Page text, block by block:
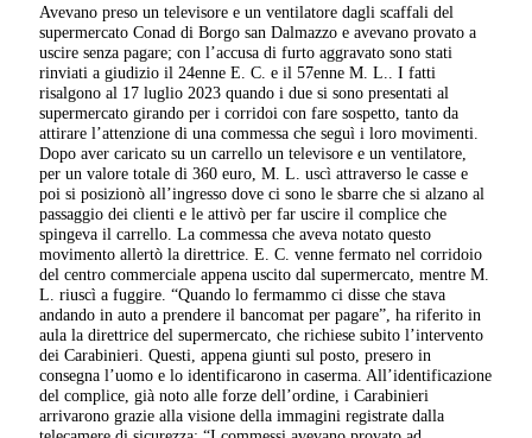
Avevano preso un televisore e un ventilatore dagli scaffali del
supermercato Conad di Borgo san Dalmazzo e avevano provato a
uscire senza pagare; con l’accusa di furto aggravato sono stati
rinviati a giudizio il 24enne E. C. e il 57enne M. L.. I fatti
risalgono al 17 luglio 2023 quando i due si sono presentati al
supermercato girando per i corridoi con fare sospetto, tanto da
attirare l’attenzione di una commessa che seguì i loro movimenti.
Dopo aver caricato su un carrello un televisore e un ventilatore,
per un valore totale di 360 euro, M. L. uscì attraverso le casse e
poi si posizionò all’ingresso dove ci sono le sbarre che si alzano al
passaggio dei clienti e le attivò per far uscire il complice che
spingeva il carrello. La commessa che aveva notato questo
movimento allertò la direttrice. E. C. venne fermato nel corridoio
del centro commerciale appena uscito dal supermercato, mentre M.
L. riuscì a fuggire. “Quando lo fermammo ci disse che stava
andando in auto a prendere il bancomat per pagare”, ha riferito in
aula la direttrice del supermercato, che richiese subito l’intervento
dei Carabinieri. Questi, appena giunti sul posto, presero in
consegna l’uomo e lo identificarono in caserma. All’identificazione
del complice, già noto alle forze dell’ordine, i Carabinieri
arrivarono grazie alla visione della immagini registrate dalla